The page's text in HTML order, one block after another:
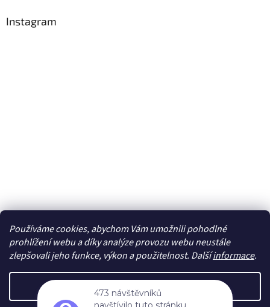
Používáme cookies, abychom Vám umožnili pohodlné
prohlížení webu a díky analýze provozu webu neustále
zlepšovali jeho funkce, výkon a použitelnost. Dalšíinformace.
Nastavení
Instagram
Sledovat na Instagramu
Vytvořil Shoptet
473 návštěvníků